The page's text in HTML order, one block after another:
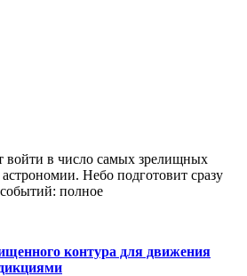
войти в число самых зрелищных
Небо подготовит сразу
полное
контура для движения